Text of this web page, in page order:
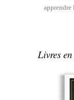
apprendre
Livres